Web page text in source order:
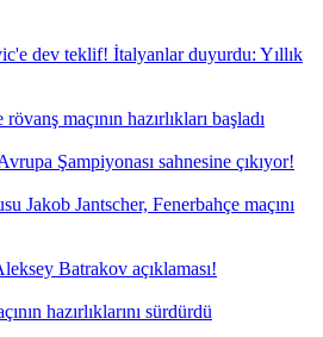
dev teklif! İtalyanlar duyurdu: Yıllık
maçının hazırlıkları başladı
Şampiyonası sahnesine çıkıyor!
Jakob Jantscher, Fenerbahçe maçını
Batrakov açıklaması!
hazırlıklarını sürdürdü